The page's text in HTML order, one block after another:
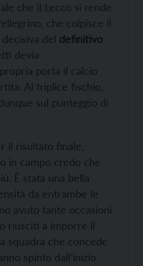
che il Lecco si rende
che colpisce il
decisiva del definitivo
devia
porta il calcio
Al triplice fischio,
sul punteggio di
il risultato finale,
in campo credo che
È stata una bella
da entrambe le
avuto tante occasioni
riusciti a imporre il
squadra che concede
spinto dall’inizio